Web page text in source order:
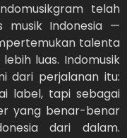
telah
musik Indonesia —
talenta
luas. Indomusik
dari perjalanan itu:
label, tapi sebagai
yang benar-benar
dari dalam.